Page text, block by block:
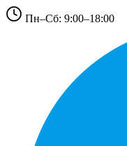
Пн–Сб: 9:00–18:00